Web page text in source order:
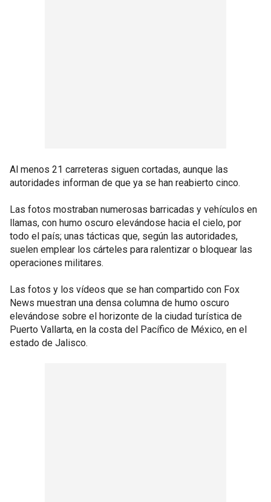
Al menos 21 carreteras siguen cortadas, aunque las
autoridades informan de que ya se han reabierto cinco.
Las fotos mostraban numerosas barricadas y vehículos en
llamas, con humo oscuro elevándose hacia el cielo, por
todo el país; unas tácticas que, según las autoridades,
suelen emplear los cárteles para ralentizar o bloquear las
operaciones militares.
Las fotos y los vídeos que se han compartido con Fox
News muestran una densa columna de humo oscuro
elevándose sobre el horizonte de la ciudad turística de
Puerto Vallarta, en la costa del Pacífico de México, en el
estado de Jalisco.